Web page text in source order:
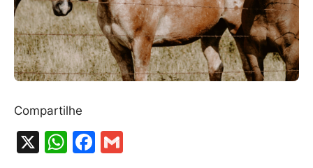
Compartilhe
X
W F